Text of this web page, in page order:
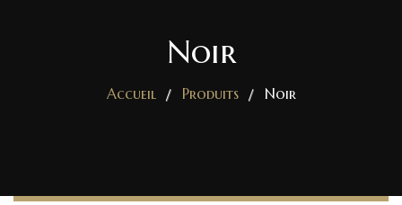
Noir
Accueil Produits Noir